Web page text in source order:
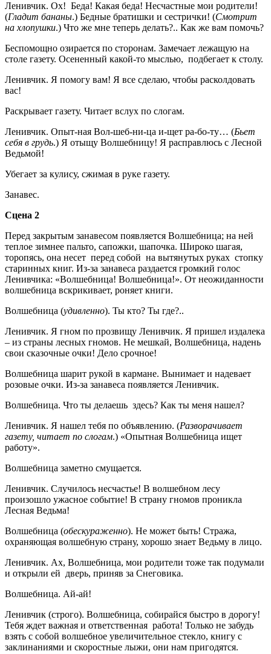
Ленивчик. Ох! Беда! Какая беда! Несчастные мои родители!
(Гладит бананы.) Бедные братишки и сестрички! (Смотрит
на хлопушки.) Что же мне теперь делать?.. Как же вам помочь?
Беспомощно озирается по сторонам. Замечает лежащую на
столе газету. Осененный какой-то мыслью, подбегает к столу.
Ленивчик. Я помогу вам! Я все сделаю, чтобы расколдовать
вас!
Раскрывает газету. Читает вслух по слогам.
Ленивчик. Опыт-ная Вол-шеб-ни-ца и-щет ра-бо-ту… (Бьет
себя в грудь.) Я отыщу Волшебницу! Я расправлюсь с Лесной
Ведьмой!
Убегает за кулису, сжимая в руке газету.
Занавес.
Сцена 2
Перед закрытым занавесом появляется Волшебница; на ней
теплое зимнее пальто, сапожки, шапочка. Широко шагая,
торопясь, она несет перед собой на вытянутых руках стопку
старинных книг. Из-за занавеса раздается громкий голос
Ленивчика: «Волшебница! Волшебница!». От неожиданности
волшебница вскрикивает, роняет книги.
Волшебница (удивленно). Ты кто? Ты где?..
Ленивчик. Я гном по прозвищу Ленивчик. Я пришел издалека
– из страны лесных гномов. Не мешкай, Волшебница, надень
свои сказочные очки! Дело срочное!
Волшебница шарит рукой в кармане. Вынимает и надевает
розовые очки. Из-за занавеса появляется Ленивчик.
Волшебница. Что ты делаешь здесь? Как ты меня нашел?
Ленивчик. Я нашел тебя по объявлению. (Разворачивает
газету, читает по слогам.) «Опытная Волшебница ищет
работу».
Волшебница заметно смущается.
Ленивчик. Случилось несчастье! В волшебном лесу
произошло ужасное событие! В страну гномов проникла
Лесная Ведьма!
Волшебница (обескураженно). Не может быть! Стража,
охраняющая волшебную страну, хорошо знает Ведьму в лицо.
Ленивчик. Ах, Волшебница, мои родители тоже так подумали
и открыли ей дверь, приняв за Снеговика.
Волшебница. Ай-ай!
Ленивчик (строго). Волшебница, собирайся быстро в дорогу!
Тебя ждет важная и ответственная работа! Только не забудь
взять с собой волшебное увеличительное стекло, книгу с
заклинаниями и скоростные лыжи, они нам пригодятся.